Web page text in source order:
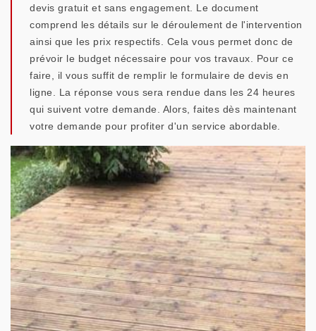
devis gratuit et sans engagement. Le document
comprend les détails sur le déroulement de l'intervention
ainsi que les prix respectifs. Cela vous permet donc de
prévoir le budget nécessaire pour vos travaux. Pour ce
faire, il vous suffit de remplir le formulaire de devis en
ligne. La réponse vous sera rendue dans les 24 heures
qui suivent votre demande. Alors, faites dès maintenant
votre demande pour profiter d'un service abordable.